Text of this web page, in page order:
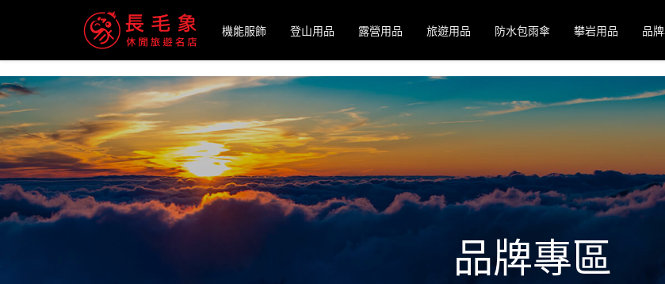
機能服飾
登山用品 露營用品 旅遊用品 防水包雨傘 攀岩用品 品
品牌專區